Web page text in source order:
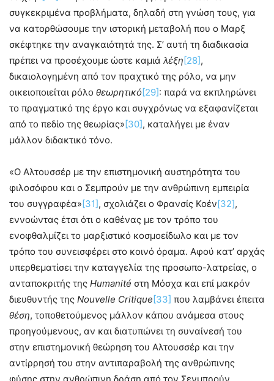
συγκεκριμένα προβλήματα, δηλαδή στη γνώση τους, για
να κατορθώσουμε την ιστορική μεταβολή που ο Μαρξ
σκέφτηκε την αναγκαιότητά της. Σ’ αυτή τη διαδικασία
πρέπει να προσέχουμε ώστε καμιά λέξη[28],
δικαιολογημένη από τον πραχτικό της ρόλο, να μην
οικειοποιείται ρόλο θεωρητικό[29]: παρά να εκπληρώνει
το πραγματικό της έργο και συγχρόνως να εξαφανίζεται
από το πεδίο της θεωρίας»[30], καταλήγει με έναν
μάλλον διδακτικό τόνο.
«Ο Αλτουσσέρ με την επιστημονική αυστηρότητα του
φιλοσόφου και ο Σεμπρούν με την ανθρώπινη εμπειρία
του συγγραφέα»[31], σχολιάζει ο Φρανσίς Κοέν[32],
εννοώντας έτσι ότι ο καθένας με τον τρόπο του
ενοφθαλμίζει το μαρξιστικό κοσμοείδωλο και με τον
τρόπο του συνεισφέρει στο κοινό όραμα. Αφού κατ’ αρχάς
υπερθεματίσει την καταγγελία της προσωπο-λατρείας, ο
ανταποκριτής της Humanité στη Μόσχα και επί μακρόν
διευθυντής της Nouvelle Critique[33] που λαμβάνει έπειτα
θέση, τοποθετούμενος μάλλον κάπου ανάμεσα στους
προηγούμενους, αν και διατυπώνει τη συναίνεσή του
στην επιστημονική θεώρηση του Αλτουσσέρ και την
αντίρρησή του στην αντιπαραβολή της ανθρώπινης